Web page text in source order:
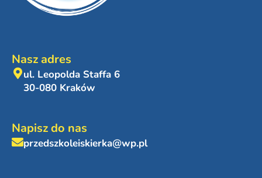
Nasz adres
ul. Leopolda Staffa 6
30-080 Kraków
Napisz do nas
przedszkoleiskierka@wp.pl